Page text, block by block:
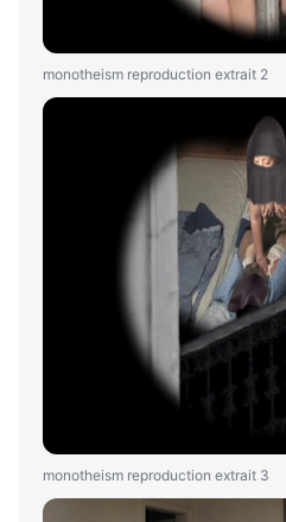
monotheism reproduction extrait 2
monotheism reproduction extrait 3